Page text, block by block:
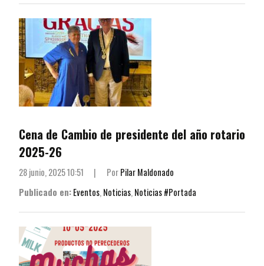
Cena de Cambio de presidente del año rotario
2025-26
28 junio, 2025 10:51 | PorPilar Maldonado
Publicado en:Eventos,Noticias,Noticias #Portada